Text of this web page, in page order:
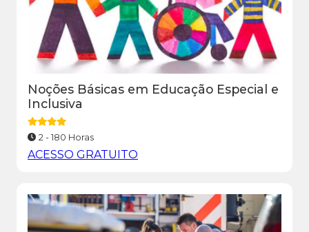
Noções Básicas em Educação Especial e
Inclusiva
2 - 180 Horas
ACESSO GRATUITO